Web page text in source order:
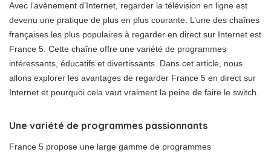
Avec l’avènement d’Internet, regarder la télévision en ligne est
devenu une pratique de plus en plus courante. L’une des chaînes
françaises les plus populaires à regarder en direct sur Internet est
France 5. Cette chaîne offre une variété de programmes
intéressants, éducatifs et divertissants. Dans cet article, nous
allons explorer les avantages de regarder France 5 en direct sur
Internet et pourquoi cela vaut vraiment la peine de faire le switch.
Une variété de programmes passionnants
France 5 propose une large gamme de programmes